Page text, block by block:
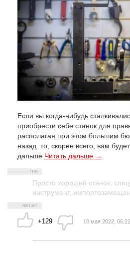
Если вы когда-нибудь
приобрести себе станок для
располагая при этом большим
назад то, скорее всего, вам
дальше Читать дальше →
Просто хороший станок
инструмент,
+129 10 мая 2022, 06:22